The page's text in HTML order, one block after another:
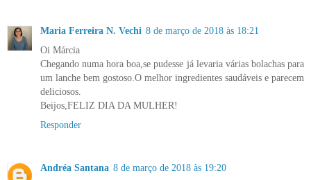
Maria Ferreira N. Vechi 8 de março de 2018 às 18:21
Oi Márcia
Chegando numa hora boa,se pudesse já levaria várias bolachas para
um lanche bem gostoso.O melhor ingredientes saudáveis e parecem
deliciosos.
Beijos,FELIZ DIA DA MULHER!
Responder
Andréa Santana 8 de março de 2018 às 19:20